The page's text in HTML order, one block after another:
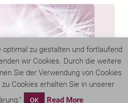
optimal zu gestalten und fortlaufend
wir Cookies. Durch die weitere
Sie der Verwendung von Cookies
Cookies erhalten Sie in unserer
OK Read More